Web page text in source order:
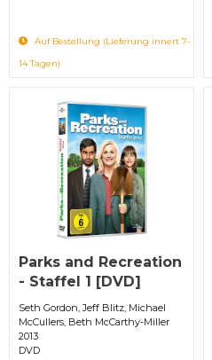
Auf Bestellung (Lieferung innert 7-
14 Tagen)
Parks and Recreation
- Staffel 1 [DVD]
Seth Gordon, Jeff Blitz, Michael
McCullers, Beth McCarthy-Miller
2013
DVD